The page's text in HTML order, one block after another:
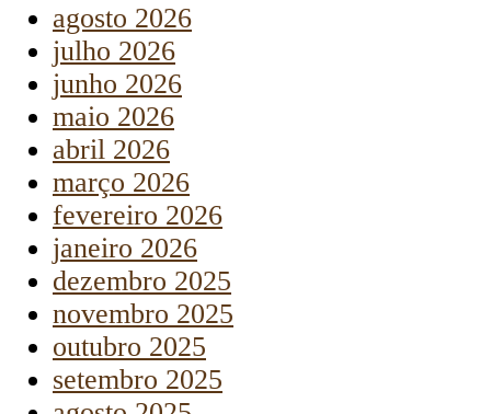
agosto 2026
julho 2026
junho 2026
maio 2026
abril 2026
março 2026
fevereiro 2026
janeiro 2026
dezembro 2025
novembro 2025
outubro 2025
setembro 2025